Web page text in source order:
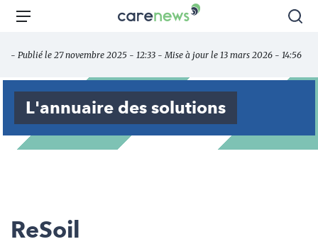
Aller
principal
Carenews,
des
acteurs
l'engagement
Menu
- Publié le 27 novembre 2025 - 12:33 - Mise à jour le 13 mars 2026 - 14:56
L'annuaire des solutions
ReSoil